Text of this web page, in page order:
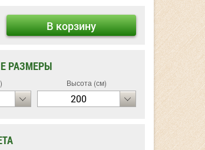
В корзину
РАЗМЕРЫ
Высота (см)
200